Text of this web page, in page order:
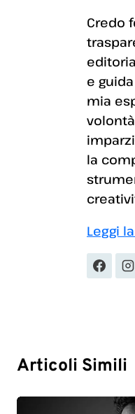
Credo
e
mia
la
Leggi
Articoli Simili